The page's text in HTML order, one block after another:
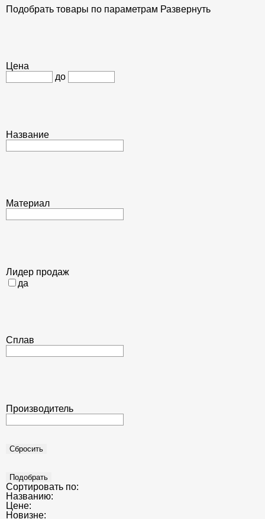
Подобрать товары по параметрам Развернуть
Цена
до
Название
Материал
Лидер продаж
да
Сплав
Производитель
Сортировать по:
Названию:
Цене:
Новизне: